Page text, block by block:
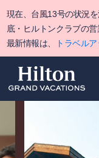
main
content
現在、台風13号の状況
底・ヒルトンクラブの
最新情報は、
トラベル